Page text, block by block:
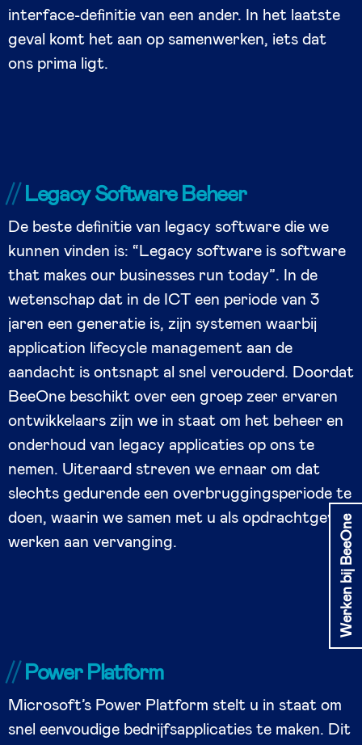
Werken bij BeeOne
interface-definitie van een ander. In het laatste
geval komt het aan op samenwerken, iets dat
ons prima ligt.
Legacy Software Beheer
De beste definitie van legacy software die we
kunnen vinden is: “Legacy software is software
that makes our businesses run today”. In de
wetenschap dat in de ICT een periode van 3
jaren een generatie is, zijn systemen waarbij
application lifecycle management aan de
aandacht is ontsnapt al snel verouderd. Doordat
BeeOne beschikt over een groep zeer ervaren
ontwikkelaars zijn we in staat om het beheer en
onderhoud van legacy applicaties op ons te
nemen. Uiteraard streven we ernaar om dat
slechts gedurende een overbruggingsperiode te
doen, waarin we samen met u als opdrachtgever
werken aan vervanging.
Power Platform
Microsoft’s Power Platform stelt u in staat om
snel eenvoudige bedrijfsapplicaties te maken. Dit